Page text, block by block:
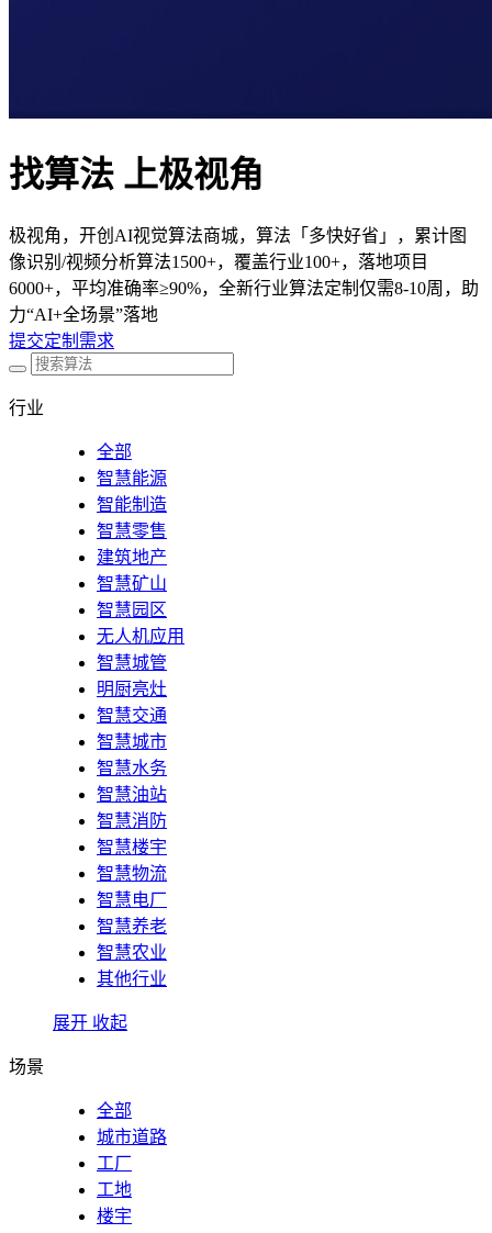
找算法 上极视角
极视角，开创AI视觉算法商城，算法「多快好省」，累计图
像识别/视频分析算法1500+，覆盖行业100+，落地项目
6000+，平均准确率≥90%，全新行业算法定制仅需8-10周，助
力“AI+全场景”落地
提交定制需求
行业
全部
智慧能源
智能制造
智慧零售
建筑地产
智慧矿山
智慧园区
无人机应用
智慧城管
明厨亮灶
智慧交通
智慧城市
智慧水务
智慧油站
智慧消防
智慧楼宇
智慧物流
智慧电厂
智慧养老
智慧农业
其他行业
展开 收起
场景
全部
城市道路
工厂
工地
楼宇